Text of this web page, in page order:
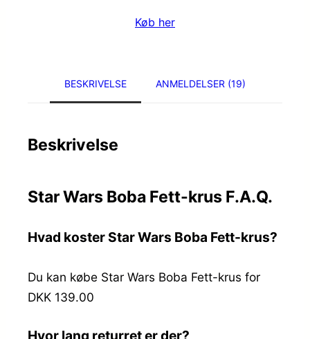
Køb her
BESKRIVELSE ANMELDELSER (19)
Beskrivelse
Star Wars Boba Fett-krus F.A.Q.
Hvad koster Star Wars Boba Fett-krus?
Du kan købe Star Wars Boba Fett-krus for
DKK 139.00
Hvor lang returret er der?